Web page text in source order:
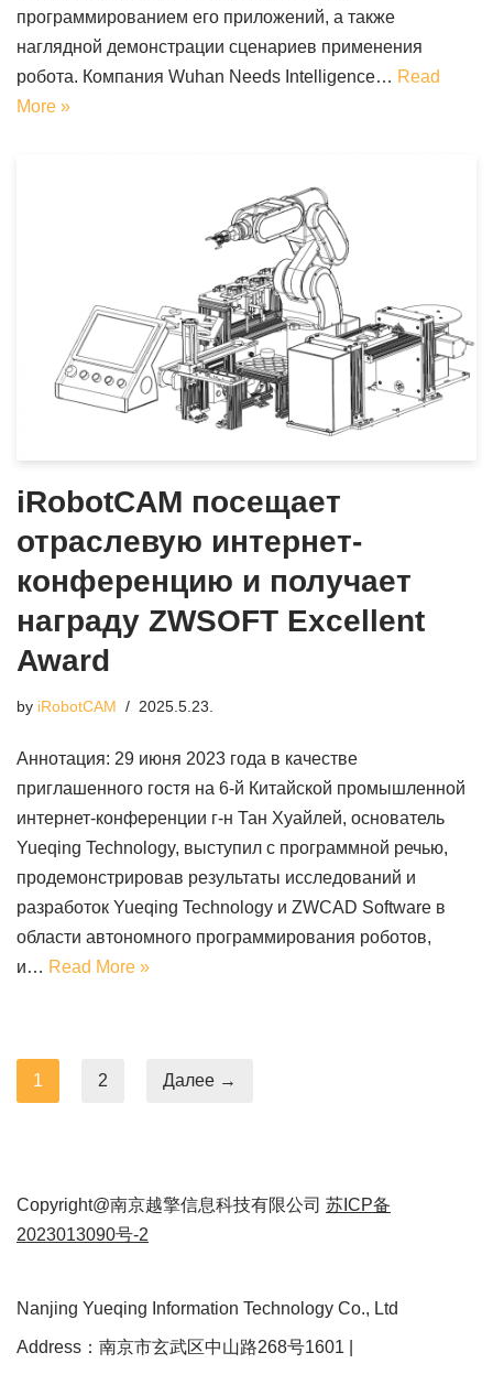
программированием его приложений, а также
наглядной демонстрации сценариев применения
робота. Компания Wuhan Needs Intelligence… Read
More »
iRobotCAM посещает
отраслевую интернет-
конференцию и получает
награду ZWSOFT Excellent
Award
by iRobotCAM 2025.5.23.
Аннотация: 29 июня 2023 года в качестве
приглашенного гостя на 6-й Китайской промышленной
интернет-конференции г-н Тан Хуайлей, основатель
Yueqing Technology, выступил с программной речью,
продемонстрировав результаты исследований и
разработок Yueqing Technology и ZWCAD Software в
области автономного программирования роботов,
и… Read More »
1 2 Далее →
Copyright@南京越擎信息科技有限公司 苏ICP备
2023013090号-2
Nanjing Yueqing Information Technology Co., Ltd
Address：南京市玄武区中山路268号1601 |